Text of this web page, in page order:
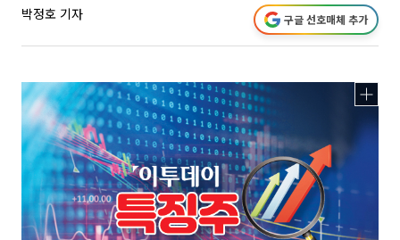
박정호 기자 구글 선호매체 추가